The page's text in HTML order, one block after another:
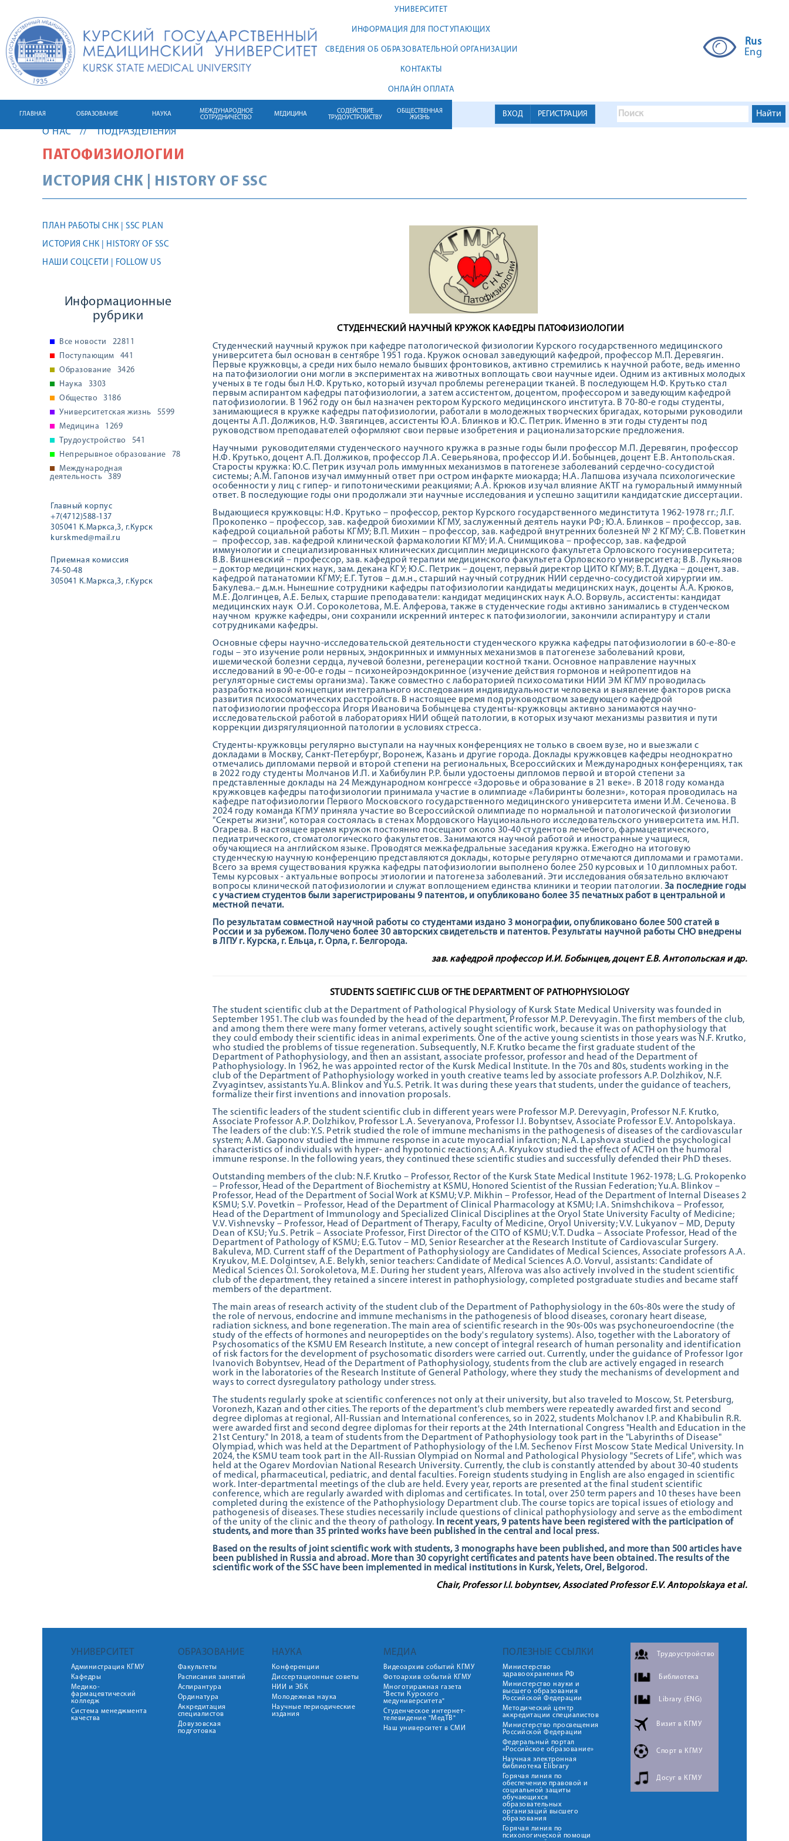
УНИВЕРСИТЕТ
ИНФОРМАЦИЯ ДЛЯ ПОСТУПАЮЩИХ
СВЕДЕНИЯ ОБ ОБРАЗОВАТЕЛЬНОЙ ОРГАНИЗАЦИИ
КОНТАКТЫ
ОНЛАЙН ОПЛАТА
Rus
Eng
ВХОД РЕГИСТРАЦИЯ
ГЛАВНАЯ ОБРАЗОВАНИЕ НАУКА
МЕЖДУНАРОДНОЕ
СОТРУДНИЧЕСТВО
МЕДИЦИНА
СОДЕЙСТВИЕ
ТРУДОУСТРОЙСТВУ
ОБЩЕСТВЕННАЯ
ЖИЗНЬ
О НАС ПОДРАЗДЕЛЕНИЯ
ПАТОФИЗИОЛОГИИ
ИСТОРИЯ СНК | HISTORY OF SSC
ПЛАН РАБОТЫ СНК | SSC PLAN
ИСТОРИЯ СНК | HISTORY OF SSC
НАШИ СОЦСЕТИ | FOLLOW US
Информационные
рубрики
Все новости
22811
Поступающим
441
Образование
3426
Наука
3303
Общество
3186
Университетская жизнь
5599
Медицина
1269
Трудоустройство
541
Непрерывное образование
78
Международная
деятельность
389
Главный корпус
+7(4712)588-137
305041 К.Маркса,3, г.Курск
kurskmed@mail.ru
Приемная комиссия
74-50-48
305041 К.Маркса,3, г.Курск
СТУДЕНЧЕСКИЙ НАУЧНЫЙ КРУЖОК КАФЕДРЫ ПАТОФИЗИОЛОГИИ
Студенческий научный кружок при кафедре патологической физиологии Курского государственного медицинского
университета был основан в сентябре 1951 года. Кружок основал заведующий кафедрой, профессор М.П. Деревягин.
Первые кружковцы, а среди них было немало бывших фронтовиков, активно стремились к научной работе, ведь именно
на патофизиологии они могли в экспериментах на животных воплощать свои научные идеи. Одним из активных молодых
ученых в те годы был Н.Ф. Крутько, который изучал проблемы регенерации тканей. В последующем Н.Ф. Крутько стал
первым аспирантом кафедры патофизиологии, а затем ассистентом, доцентом, профессором и заведующим кафедрой
патофизиологии. В 1962 году он был назначен ректором Курского медицинского института. В 70-80-е годы студенты,
занимающиеся в кружке кафедры патофизиологии, работали в молодежных творческих бригадах, которыми руководили
доценты А.П. Должиков, Н.Ф. Звягинцев, ассистенты Ю.А. Блинков и Ю.С. Петрик. Именно в эти годы студенты под
руководством преподавателей оформляют свои первые изобретения и рационализаторские предложения.
Научными руководителями студенческого научного кружка в разные годы были профессор М.П. Деревягин, профессор
Н.Ф. Крутько, доцент А.П. Должиков, профессор Л.А. Северьянова, профессор И.И. Бобынцев, доцент Е.В. Антопольская.
Старосты кружка: Ю.С. Петрик изучал роль иммунных механизмов в патогенезе заболеваний сердечно-сосудистой
системы; А.М. Гапонов изучал иммунный ответ при остром инфаркте миокарда; Н.А. Лапшова изучала психологические
особенности у лиц с гипер- и гипотоническими реакциями; А.А. Крюков изучал влияние АКТГ на гуморальный иммунный
ответ. В последующие годы они продолжали эти научные исследования и успешно защитили кандидатские диссертации.
Выдающиеся кружковцы: Н.Ф. Крутько – профессор, ректор Курского государственного мединститута 1962-1978 гг.; Л.Г.
Прокопенко – профессор, зав. кафедрой биохимии КГМУ, заслуженный деятель науки РФ; Ю.А. Блинков – профессор, зав.
кафедрой социальной работы КГМУ; В.П. Михин – профессор, зав. кафедрой внутренних болезней № 2 КГМУ; С.В. Поветкин
– профессор, зав. кафедрой клинической фармакологии КГМУ; И.А. Снимщикова – профессор, зав. кафедрой
иммунологии и специализированных клинических дисциплин медицинского факультета Орловского госуниверситета;
В.В. Вишневский – профессор, зав. кафедрой терапии медицинского факультета Орловского университета; В.В. Лукьянов
– доктор медицинских наук, зам. декана КГУ; Ю.С. Петрик – доцент, первый директор ЦИТО КГМУ; В.Т. Дудка – доцент, зав.
кафедрой патанатомии КГМУ; Е.Г. Тутов – д.м.н., старший научный сотрудник НИИ сердечно-сосудистой хирургии им.
Бакулева.– д.м.н. Нынешние сотрудники кафедры патофизиологии кандидаты медицинских наук, доценты А.А. Крюков,
М.Е. Долгинцев, А.Е. Белых, старшие преподаватели: кандидат медицинских наук А.О. Ворвуль, ассистенты: кандидат
медицинских наук О.И. Сороколетова, М.Е. Алферова, также в студенческие годы активно занимались в студенческом
научном кружке кафедры, они сохранили искренний интерес к патофизиологии, закончили аспирантуру и стали
сотрудниками кафедры.
Основные сферы научно-исследовательской деятельности студенческого кружка кафедры патофизиологии в 60-е-80-е
годы – это изучение роли нервных, эндокринных и иммунных механизмов в патогенезе заболеваний крови,
ишемической болезни сердца, лучевой болезни, регенерации костной ткани. Основное направление научных
исследований в 90-е-00-е годы – психонейроэндокринное (изучение действия гормонов и нейропептидов на
регуляторные системы организма). Также совместно с лабораторией психосоматики НИИ ЭМ КГМУ проводилась
разработка новой концепции интегрального исследования индивидуальности человека и выявление факторов риска
развития психосоматических расстройств. В настоящее время под руководством заведующего кафедрой
патофизиологии профессора Игоря Ивановича Бобынцева студенты-кружковцы активно занимаются научно-
исследовательской работой в лабораториях НИИ общей патологии, в которых изучают механизмы развития и пути
коррекции дизрягуляционной патологии в условиях стресса.
Студенты-кружковцы регулярно выступали на научных конференциях не только в своем вузе, но и выезжали с
докладами в Москву, Санкт-Петербург, Воронеж, Казань и другие города. Доклады кружковцев кафедры неоднократно
отмечались дипломами первой и второй степени на региональных, Всероссийских и Международных конференциях, так
в 2022 году студенты Молчанов И.П. и Хабибулин Р.Р. были удостоены дипломов первой и второй степени за
представленные доклады на 24 Международном конгрессе «Здоровье и образование в 21 веке». В 2018 году команда
кружковцев кафедры патофизиологии принимала участие в олимпиаде «Лабиринты болезни», которая проводилась на
кафедре патофизиологии Первого Московского государственного медицинского университета имени И.М. Сеченова. В
2024 году команда КГМУ приняла участие во Всероссийской олимпиаде по нормальной и патологической физиологии
"Секреты жизни", которая состоялась в стенах Мордовского Науционального исследовательского университета им. Н.П.
Огарева. В настоящее время кружок постоянно посещают около 30-40 студентов лечебного, фармацевтического,
педиатрического, стоматологического факультетов. Занимаются научной работой и иностранные учащиеся,
обучающиеся на английском языке. Проводятся межкафедральные заседания кружка. Ежегодно на итоговую
студенческую научную конференцию представляются доклады, которые регулярно отмечаются дипломами и грамотами.
Всего за время существования кружка кафедры патофизиологии выполнено более 250 курсовых и 10 дипломных работ.
Темы курсовых - актуальные вопросы этиологии и патогенеза заболеваний. Эти исследования обязательно включают
вопросы клинической патофизиологии и служат воплощением единства клиники и теории патологии. За последние годы
с участием студентов были зарегистрированы 9 патентов, и опубликовано более 35 печатных работ в центральной и
местной печати.
По результатам совместной научной работы со студентами издано 3 монографии, опубликовано более 500 статей в
России и за рубежом. Получено более 30 авторских свидетельств и патентов. Результаты научной работы СНО внедрены
в ЛПУ г. Курска, г. Ельца, г. Орла, г. Белгорода.
зав. кафедрой профессор И.И. Бобынцев, доцент Е.В. Антопольская и др.
STUDENTS SCIETIFIC CLUB OF THE DEPARTMENT OF PATHOPHYSIOLOGY
The student scientific club at the Department of Pathological Physiology of Kursk State Medical University was founded in
September 1951. The club was founded by the head of the department, Professor M.P. Derevyagin. The first members of the club,
and among them there were many former veterans, actively sought scientific work, because it was on pathophysiology that
they could embody their scientific ideas in animal experiments. One of the active young scientists in those years was N.F. Krutko,
who studied the problems of tissue regeneration. Subsequently, N.F. Krutko became the first graduate student of the
Department of Pathophysiology, and then an assistant, associate professor, professor and head of the Department of
Pathophysiology. In 1962, he was appointed rector of the Kursk Medical Institute. In the 70s and 80s, students working in the
club of the Department of Pathophysiology worked in youth creative teams led by associate professors A.P. Dolzhikov, N.F.
Zvyagintsev, assistants Yu.A. Blinkov and Yu.S. Petrik. It was during these years that students, under the guidance of teachers,
formalize their first inventions and innovation proposals.
The scientific leaders of the student scientific club in different years were Professor M.P. Derevyagin, Professor N.F. Krutko,
Associate Professor A.P. Dolzhikov, Professor L.A. Severyanova, Professor I.I. Bobyntsev, Associate Professor E.V. Antopolskaya.
The leaders of the club: Y.S. Petrik studied the role of immune mechanisms in the pathogenesis of diseases of the cardiovascular
system; A.M. Gaponov studied the immune response in acute myocardial infarction; N.A. Lapshova studied the psychological
characteristics of individuals with hyper- and hypotonic reactions; A.A. Kryukov studied the effect of ACTH on the humoral
immune response. In the following years, they continued these scientific studies and successfully defended their PhD theses.
Outstanding members of the club: N.F. Krutko – Professor, Rector of the Kursk State Medical Institute 1962-1978; L.G. Prokopenko
– Professor, Head of the Department of Biochemistry at KSMU, Honored Scientist of the Russian Federation; Yu.A. Blinkov –
Professor, Head of the Department of Social Work at KSMU; V.P. Mikhin – Professor, Head of the Department of Internal Diseases 2
KSMU; S.V. Povetkin – Professor, Head of the Department of Clinical Pharmacology at KSMU; I.A. Snimshchikova – Professor,
Head of the Department of Immunology and Specialized Clinical Disciplines at the Oryol State University Faculty of Medicine;
V.V. Vishnevsky – Professor, Head of Department of Therapy, Faculty of Medicine, Oryol University; V.V. Lukyanov – MD, Deputy
Dean of KSU; Yu.S. Petrik – Associate Professor, First Director of the CITO of KSMU; V.T. Dudka – Associate Professor, Head of the
Department of Pathology of KSMU; E.G. Tutov – MD, Senior Researcher at the Research Institute of Cardiovascular Surgery.
Bakuleva, MD. Current staff of the Department of Pathophysiology are Candidates of Medical Sciences, Associate professors A.A.
Kryukov, M.E. Dolgintsev, A.E. Belykh, senior teachers: Candidate of Medical Sciences A.O. Vorvul, assistants: Candidate of
Medical Sciences O.I. Sorokoletova, M.E. During her student years, Alferova was also actively involved in the student scientific
club of the department, they retained a sincere interest in pathophysiology, completed postgraduate studies and became staff
members of the department.
The main areas of research activity of the student club of the Department of Pathophysiology in the 60s-80s were the study of
the role of nervous, endocrine and immune mechanisms in the pathogenesis of blood diseases, coronary heart disease,
radiation sickness, and bone regeneration. The main area of scientific research in the 90s-00s was psychoneuroendocrine (the
study of the effects of hormones and neuropeptides on the body's regulatory systems). Also, together with the Laboratory of
Psychosomatics of the KSMU EM Research Institute, a new concept of integral research of human personality and identification
of risk factors for the development of psychosomatic disorders were carried out. Currently, under the guidance of Professor Igor
Ivanovich Bobyntsev, Head of the Department of Pathophysiology, students from the club are actively engaged in research
work in the laboratories of the Research Institute of General Pathology, where they study the mechanisms of development and
ways to correct dysregulatory pathology under stress.
The students regularly spoke at scientific conferences not only at their university, but also traveled to Moscow, St. Petersburg,
Voronezh, Kazan and other cities. The reports of the department's club members were repeatedly awarded first and second
degree diplomas at regional, All-Russian and International conferences, so in 2022, students Molchanov I.P. and Khabibulin R.R.
were awarded first and second degree diplomas for their reports at the 24th International Congress "Health and Education in the
21st Century." In 2018, a team of students from the Department of Pathophysiology took part in the "Labyrinths of Disease"
Olympiad, which was held at the Department of Pathophysiology of the I.M. Sechenov First Moscow State Medical University. In
2024, the KSMU team took part in the All-Russian Olympiad on Normal and Pathological Physiology "Secrets of Life", which was
held at the Ogarev Mordovian National Research University. Currently, the club is constantly attended by about 30-40 students
of medical, pharmaceutical, pediatric, and dental faculties. Foreign students studying in English are also engaged in scientific
work. Inter-departmental meetings of the club are held. Every year, reports are presented at the final student scientific
conference, which are regularly awarded with diplomas and certificates. In total, over 250 term papers and 10 theses have been
completed during the existence of the Pathophysiology Department club. The course topics are topical issues of etiology and
pathogenesis of diseases. These studies necessarily include questions of clinical pathophysiology and serve as the embodiment
of the unity of the clinic and the theory of pathology. In recent years, 9 patents have been registered with the participation of
students, and more than 35 printed works have been published in the central and local press.
Based on the results of joint scientific work with students, 3 monographs have been published, and more than 500 articles have
been published in Russia and abroad. More than 30 copyright certificates and patents have been obtained. The results of the
scientific work of the SSC have been implemented in medical institutions in Kursk, Yelets, Orel, Belgorod.
Chair, Professor I.I. bobyntsev, Associated Professor E.V. Antopolskaya et al.
УНИВЕРСИТЕТ
Администрация КГМУ
Кафедры
Медико-
фармацевтический
колледж
Система менеджмента
качества
ОБРАЗОВАНИЕ
Факультеты
Расписания занятий
Аспирантура
Ординатура
Аккредитация
специалистов
Довузовская
подготовка
НАУКА
Конференции
Диссертационные советы
НИИ и ЭБК
Молодежная наука
Научные периодические
издания
МЕДИА
Видеоархив событий КГМУ
Фотоархив событий КГМУ
Многотиражная газета
"Вести Курского
медуниверситета"
Студенческое интернет-
телевидение "МедТВ"
Наш университет в СМИ
ПОЛЕЗНЫЕ ССЫЛКИ
Министерство
здравоохранения РФ
Министерство науки и
высшего образования
Российской Федерации
Методический центр
аккредитации специалистов
Министерство просвещения
Российской Федерации
Федеральный портал
«Российское образование»
Научная электронная
библиотека Elibrary
Горячая линия по
обеспечению правовой и
социальной защиты
обучающихся
образовательных
организаций высшего
образования
Горячая линия по
психологической помощи
Трудоустройство
Библиотека
Library (ENG)
Визит в КГМУ
Спорт в КГМУ
Досуг в КГМУ